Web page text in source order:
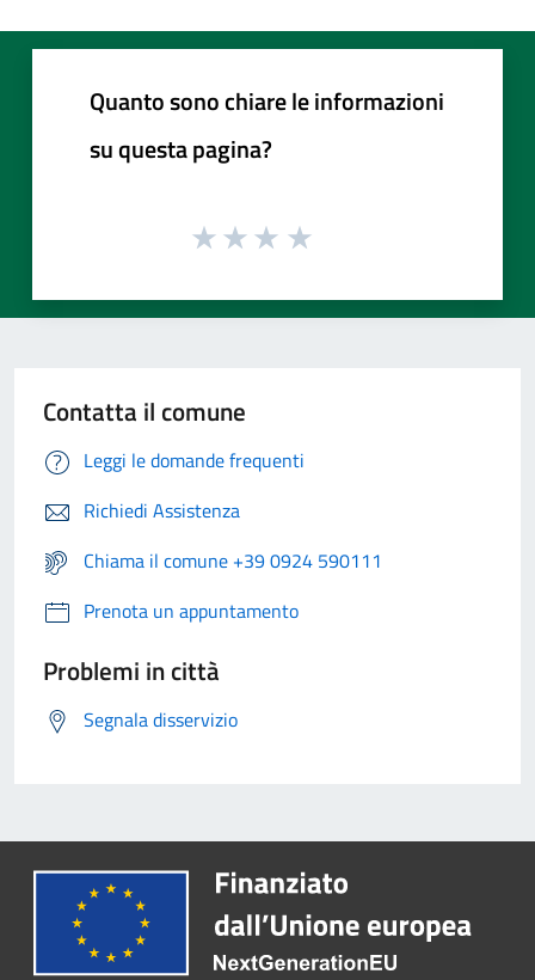
Quanto sono chiare le informazioni
su questa pagina?
Contatta il comune
Leggi le domande frequenti
Richiedi Assistenza
Chiama il comune +39 0924 590111
Prenota un appuntamento
Problemi in città
Segnala disservizio